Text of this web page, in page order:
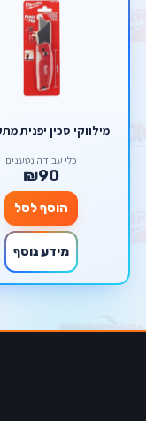
מילווקי סכין יפנית
כלי עבודה נטענים
₪90
הוסף לסל
מידע נוסף